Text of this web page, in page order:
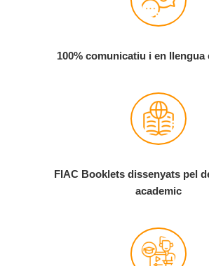
100% comunicatiu i en llengua
FIAC Booklets dissenyats pel
academic